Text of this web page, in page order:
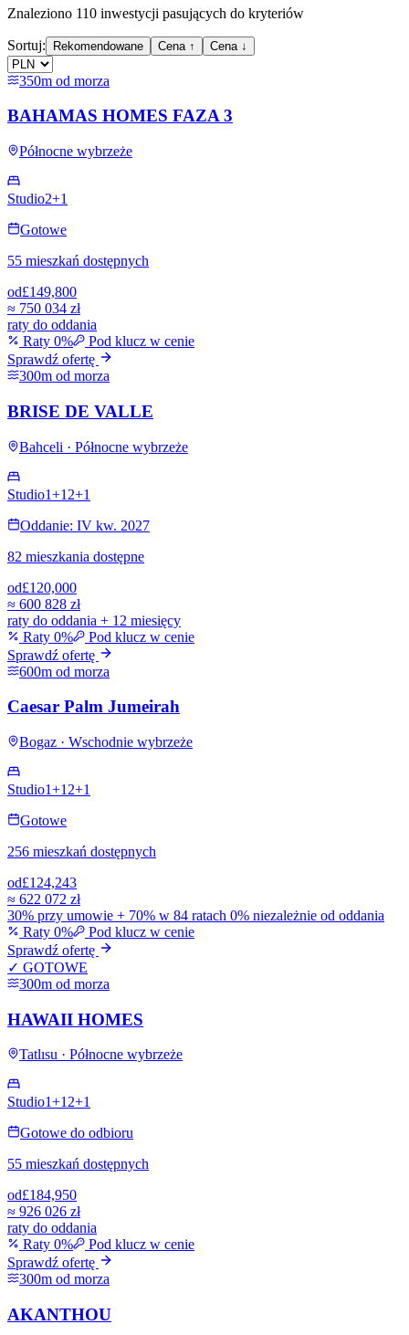
Znaleziono 110 inwestycji pasujących do kryteriów
Sortuj: Rekomendowane Cena ↑ Cena ↓
350m od morza
BAHAMAS HOMES FAZA 3
Północne wybrzeże
Studio2+1
Gotowe
55 mieszkań dostępnych
od£149,800
≈ 750 034 zł
raty do oddania
Raty 0%
Pod klucz w cenie
Sprawdź ofertę
300m od morza
BRISE DE VALLE
Bahceli · Północne wybrzeże
Studio1+1 2+1
Oddanie: IV kw. 2027
82 mieszkania dostępne
od£120,000
≈ 600 828 zł
raty do oddania + 12 miesięcy
Raty 0%
Pod klucz w cenie
Sprawdź ofertę
600m od morza
Caesar Palm Jumeirah
Bogaz · Wschodnie wybrzeże
Studio1+1 2+1
Gotowe
256 mieszkań dostępnych
od£124,243
≈ 622 072 zł
30% przy umowie + 70% w 84 ratach 0% niezależnie od oddania
Raty 0%
Pod klucz w cenie
Sprawdź ofertę
✓ GOTOWE
300m od morza
HAWAII HOMES
Tatlısu · Północne wybrzeże
Studio1+1 2+1
Gotowe do odbioru
55 mieszkań dostępnych
od£184,950
≈ 926 026 zł
raty do oddania
Raty 0%
Pod klucz w cenie
Sprawdź ofertę
300m od morza
AKANTHOU